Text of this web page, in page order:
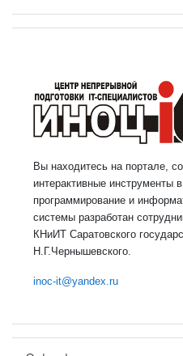
Вы находитесь на портале,
интерактивные
программирование и
системы разработан
КНиИТ Саратовского
Н.Г.Чернышевского.
inoc-it@yandex.ru